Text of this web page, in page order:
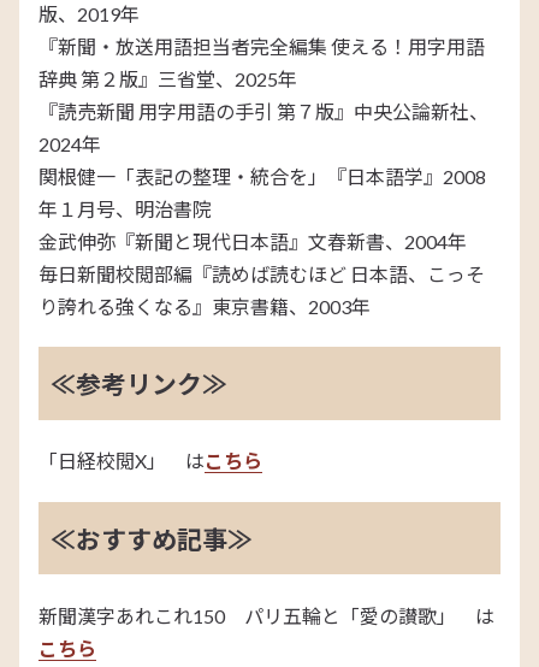
版、2019年
『新聞・放送用語担当者完全編集 使える！用字用語
辞典 第２版』三省堂、2025年
『読売新聞 用字用語の手引 第７版』中央公論新社、
2024年
関根健一「表記の整理・統合を」『日本語学』2008
年１月号、明治書院
金武伸弥『新聞と現代日本語』文春新書、2004年
毎日新聞校閲部編『読めば読むほど 日本語、こっそ
り誇れる強くなる』東京書籍、2003年
≪参考リンク≫
「日経校閲X」 はこちら
≪おすすめ記事≫
新聞漢字あれこれ150 パリ五輪と「愛の讃歌」 は
こちら